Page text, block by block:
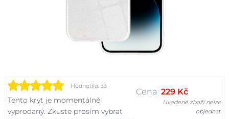
Hodnotilo: 33
Tento kryt je momentálně
vyprodaný. Zkuste prosím vybrat
Cena 229 Kč
Uvedené zboží nelze
objednat.